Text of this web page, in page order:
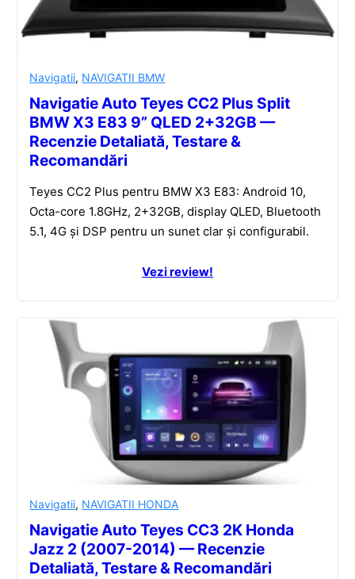
Navigatii, NAVIGATII BMW
Navigatie Auto Teyes CC2 Plus Split
BMW X3 E83 9” QLED 2+32GB —
Recenzie Detaliată, Testare &
Recomandări
Teyes CC2 Plus pentru BMW X3 E83: Android 10,
Octa-core 1.8GHz, 2+32GB, display QLED, Bluetooth
5.1, 4G și DSP pentru un sunet clar și configurabil.
Vezi review!
Navigatii, NAVIGATII HONDA
Navigatie Auto Teyes CC3 2K Honda
Jazz 2 (2007-2014) — Recenzie
Detaliată, Testare & Recomandări